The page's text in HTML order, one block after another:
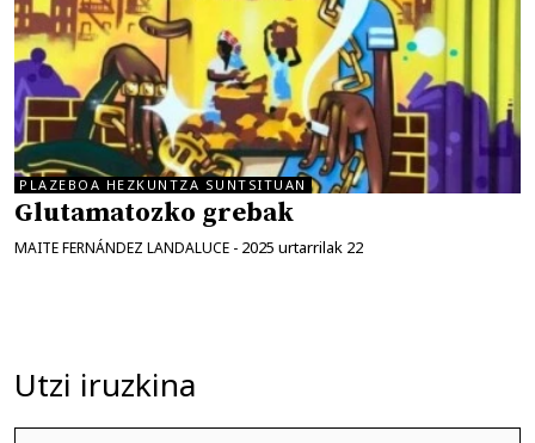
PLAZEBOA HEZKUNTZA SUNTSITUAN
Glutamatozko grebak
MAITE FERNÁNDEZ LANDALUCE - 2025 urtarrilak 22
Utzi iruzkina